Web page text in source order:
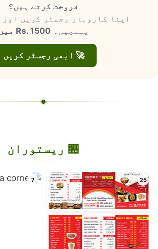
فروخت کرتے ہیں؟
اپنا کاروبار رجسٹر کریں
پہنچیں۔Rs. 1500 میں
🚀 ابھی رجسٹر کریں
🏪 ریستوران
25
7